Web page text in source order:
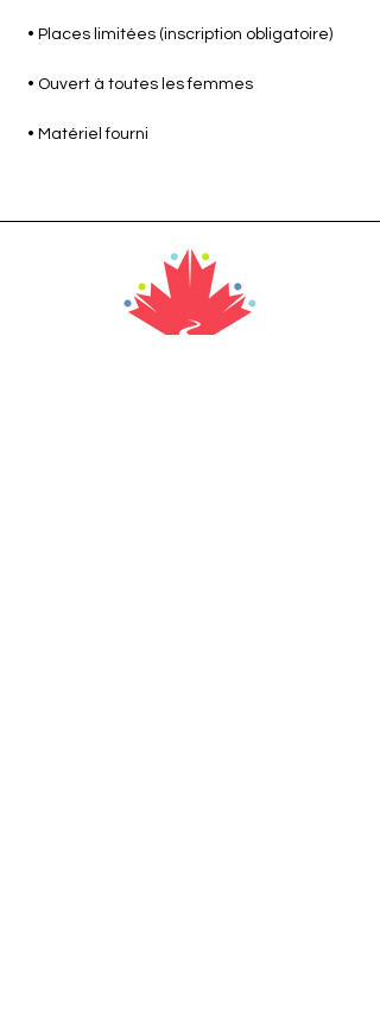
• Places limitées (inscription obligatoire)
• Ouvert à toutes les femmes
• Matériel fourni